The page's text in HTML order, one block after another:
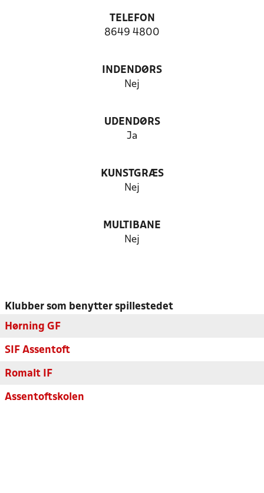
TELEFON
8649 4800
INDENDØRS
Nej
UDENDØRS
Ja
KUNSTGRÆS
Nej
MULTIBANE
Nej
Klubber som benytter spillestedet
Hørning GF
SIF Assentoft
Romalt IF
Assentoftskolen